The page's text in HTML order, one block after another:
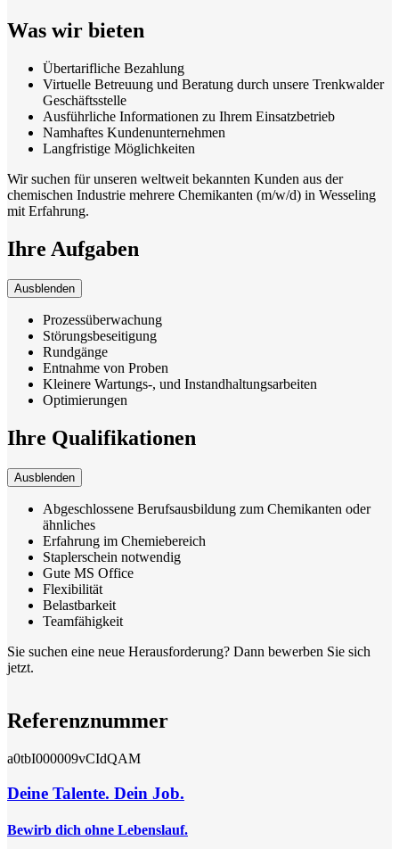
Was wir bieten
Übertarifliche Bezahlung
Virtuelle Betreuung und Beratung durch unsere Trenkwalder
Geschäftsstelle
Ausführliche Informationen zu Ihrem Einsatzbetrieb
Namhaftes Kundenunternehmen
Langfristige Möglichkeiten
Wir suchen für unseren weltweit bekannten Kunden aus der
chemischen Industrie mehrere Chemikanten (m/w/d) in Wesseling
mit Erfahrung.
Ihre Aufgaben
Ausblenden
Prozessüberwachung
Störungsbeseitigung
Rundgänge
Entnahme von Proben
Kleinere Wartungs-, und Instandhaltungsarbeiten
Optimierungen
Ihre Qualifikationen
Ausblenden
Abgeschlossene Berufsausbildung zum Chemikanten oder
ähnliches
Erfahrung im Chemiebereich
Staplerschein notwendig
Gute MS Office
Flexibilität
Belastbarkeit
Teamfähigkeit
Sie suchen eine neue Herausforderung? Dann bewerben Sie sich
jetzt.
Referenznummer
a0tbI000009vCIdQAM
Deine Talente. Dein Job.
Bewirb dich ohne Lebenslauf.